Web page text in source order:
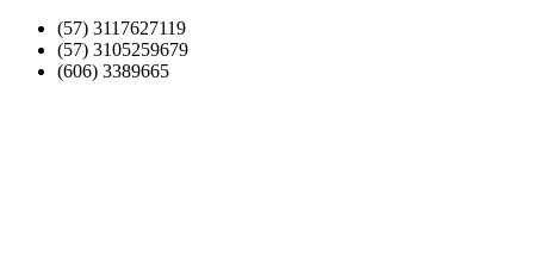
(57) 3117627119
(57) 3105259679
(606) 3389665